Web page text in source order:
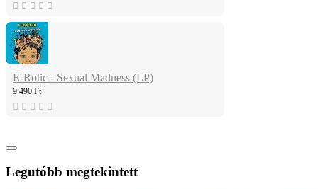
E-Rotic - Sexual Madness (LP)
9 490 Ft
Legutóbb megtekintett